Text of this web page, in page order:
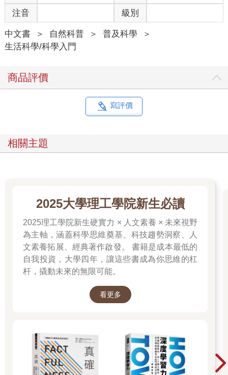
注音 級別
中文書 ＞ 自然科普 ＞ 普及科學
＞
生活科學/科學入門
商品評價
寫評價
相關主題
2025大學理工學院新生必讀
2025理工學院新生硬實力 × 人文素養 × 未來視野
為主軸，涵蓋科學思維奠基、科技趨勢洞察、人
文素養拓展、經典著作啟發。 書籍是成本最低的
自我投資，大學四年，讓這些書成為你思維的杠
杆，撬動未來的無限可能。
看更多